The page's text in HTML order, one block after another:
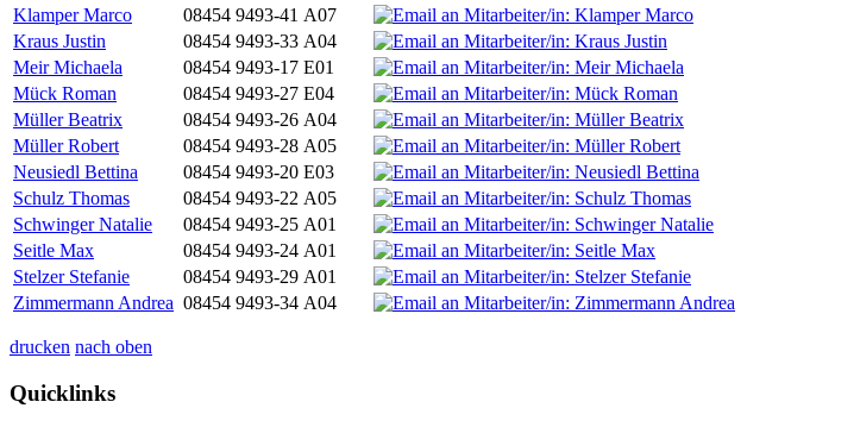
Klamper Marco
08454 9493-41 A07
Kraus Justin
08454 9493-33 A04
Meir Michaela
08454 9493-17 E01
Mück Roman
08454 9493-27 E04
Müller Beatrix
08454 9493-26 A04
Müller Robert
08454 9493-28 A05
Neusiedl Bettina
08454 9493-20 E03
Schulz Thomas
08454 9493-22 A05
Schwinger Natalie
08454 9493-25 A01
Seitle Max
08454 9493-24 A01
Stelzer Stefanie
08454 9493-29 A01
Zimmermann Andrea 08454 9493-34 A04
drucken nach oben
Quicklinks